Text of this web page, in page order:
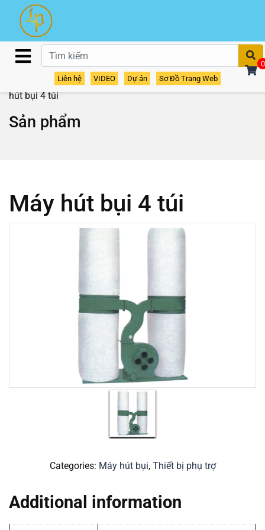
Liên hệ VIDEO Dự án Sơ Đồ Trang Web
0
Sản phẩm /Thiết bị phụ trợ /Máy hút bụi/ Máy
hút bụi 4 túi
Sản phẩm
Máy hút bụi 4 túi
Categories: Máy hút bụi, Thiết bị phụ trợ
Additional information